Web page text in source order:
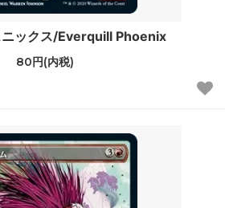
ニックス/Everquill Phoenix
80円(内税)